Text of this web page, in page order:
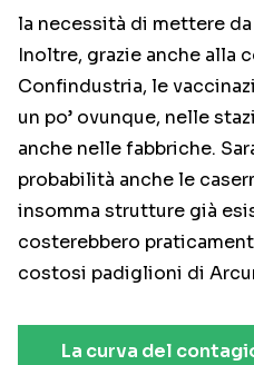
la necessità di mettere
Inoltre, grazie anche alla
Confindustria, le
un po’ ovunque, nelle
anche nelle fabbriche.
probabilità anche le
insomma strutture già
costerebbero
costosi padiglioni di
La curva del